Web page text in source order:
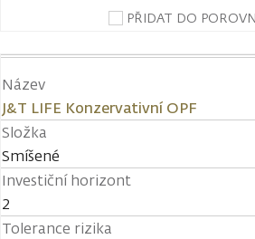
PŘIDAT DO
Název
J&T LIFE Konzervativní OPF
Složka
Smíšené
Investiční horizont
2
Tolerance rizika